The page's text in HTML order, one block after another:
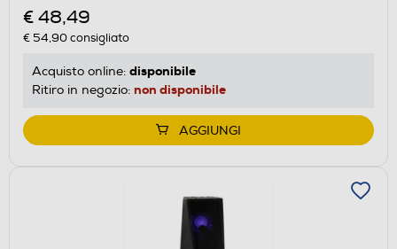
€ 48,49
€ 54,90consigliato
Acquisto online: disponibile
Ritiro in negozio: non disponibile
AGGIUNGI